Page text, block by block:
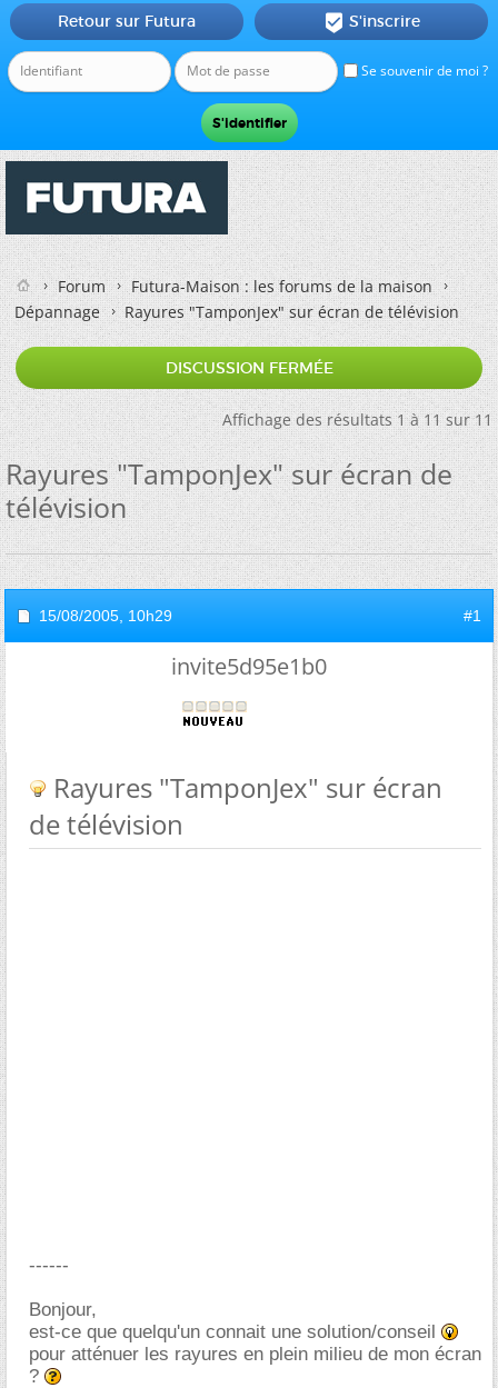
Se souvenir de moi ?
Retour sur Futura  S'inscrire
Forum
Futura-Maison : les forums de la maison
Dépannage
Rayures "TamponJex" sur écran de télévision
DISCUSSION FERMÉE
Affichage des résultats 1 à 11 sur 11
Rayures "TamponJex" sur écran de
télévision
15/08/2005, 10h29 #1
invite5d95e1b0
Rayures "TamponJex" sur écran
de télévision
------
Bonjour,
est-ce que quelqu'un connait une solution/conseil
pour atténuer les rayures en plein milieu de mon écran
?